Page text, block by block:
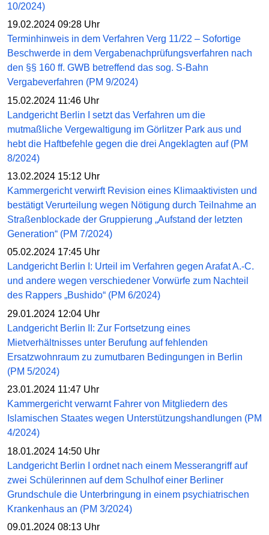
10/2024)
19.02.2024 09:28 Uhr
Terminhinweis in dem Verfahren Verg 11/22 – Sofortige
Beschwerde in dem Vergabenachprüfungsverfahren nach
den §§ 160 ff. GWB betreffend das sog. S-Bahn
Vergabeverfahren (PM 9/2024)
15.02.2024 11:46 Uhr
Landgericht Berlin I setzt das Verfahren um die
mutmaßliche Vergewaltigung im Görlitzer Park aus und
hebt die Haftbefehle gegen die drei Angeklagten auf (PM
8/2024)
13.02.2024 15:12 Uhr
Kammergericht verwirft Revision eines Klimaaktivisten und
bestätigt Verurteilung wegen Nötigung durch Teilnahme an
Straßenblockade der Gruppierung „Aufstand der letzten
Generation“ (PM 7/2024)
05.02.2024 17:45 Uhr
Landgericht Berlin I: Urteil im Verfahren gegen Arafat A.-C.
und andere wegen verschiedener Vorwürfe zum Nachteil
des Rappers „Bushido“ (PM 6/2024)
29.01.2024 12:04 Uhr
Landgericht Berlin II: Zur Fortsetzung eines
Mietverhältnisses unter Berufung auf fehlenden
Ersatzwohnraum zu zumutbaren Bedingungen in Berlin
(PM 5/2024)
23.01.2024 11:47 Uhr
Kammergericht verwarnt Fahrer von Mitgliedern des
Islamischen Staates wegen Unterstützungshandlungen (PM
4/2024)
18.01.2024 14:50 Uhr
Landgericht Berlin I ordnet nach einem Messerangriff auf
zwei Schülerinnen auf dem Schulhof einer Berliner
Grundschule die Unterbringung in einem psychiatrischen
Krankenhaus an (PM 3/2024)
09.01.2024 08:13 Uhr